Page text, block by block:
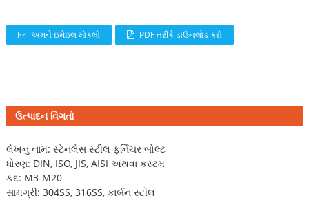
અમને ઇમેઇલ મોકલો PDF તરીકે ડાઉનલોડ કરો
ઉત્પાદન વિગતો
લેખનું નામ: સ્ટેનલેસ સ્ટીલ ફર્નિચર બોલ્ટ
ધોરણ: DIN, ISO, JIS, AISI અથવા કસ્ટમ
કદ: M3-M20
સામગ્રી: 304SS, 316SS, કાર્બન સ્ટીલ